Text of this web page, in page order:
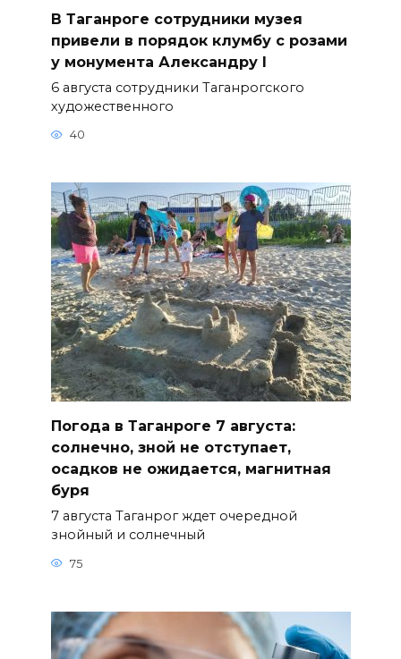
В Таганроге сотрудники музея
привели в порядок клумбу с розами
у монумента Александру I
6 августа сотрудники Таганрогского
художественного
40
Погода в Таганроге 7 августа:
солнечно, зной не отступает,
осадков не ожидается, магнитная
буря
7 августа Таганрог ждет очередной
знойный и солнечный
75